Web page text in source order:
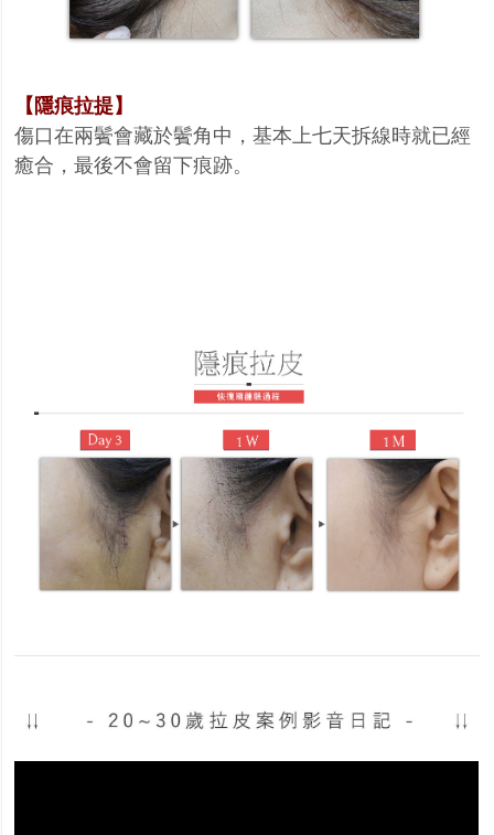
【隱痕拉提】
傷口在兩鬢會藏於鬢角中，基本上七天拆線時就已經
癒合，最後不會留下痕跡。